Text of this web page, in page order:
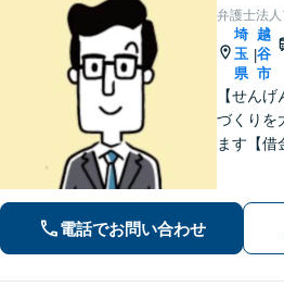
弁護士法
埼
玉
県
|
越
谷
市
【せん
づくりを
ます【借
勤務経
立った
電話でお問い合わせ